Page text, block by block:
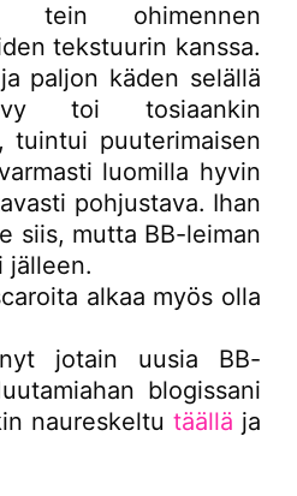
tein ohimennen
tekstuurin kanssa.
paljon käden selällä
toi tosiaankin
tuintui puuterimaisen
luomilla hyvin
pohjustava. Ihan
siis, mutta BB-leiman
jälleen.
alkaa myös olla
jotain uusia BB-
blogissani
naureskeltu täällä ja